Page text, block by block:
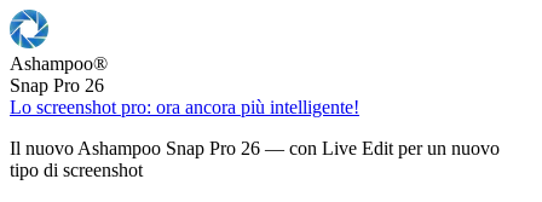
Ashampoo®
Snap Pro 26
Lo screenshot pro: ora ancora più intelligente!
Il nuovo Ashampoo Snap Pro 26 — con Live Edit per un nuovo
tipo di screenshot